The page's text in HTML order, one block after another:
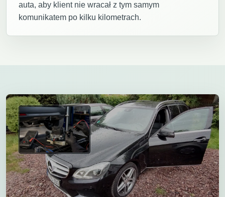
auta, aby klient nie wracał z tym samym
komunikatem po kilku kilometrach.